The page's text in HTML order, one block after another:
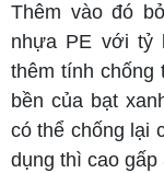
Thêm vào đó
nhựa PE với tỷ
thêm tính chống
bền của bạt
có thể chống lại
dụng thì cao